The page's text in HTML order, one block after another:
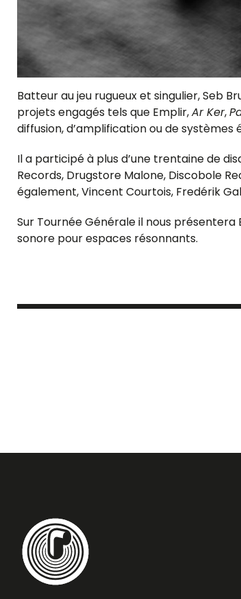
Batteur au jeu rugueux et singulier, Seb
projets engagés tels que Emplir,Ar Ker,
diffusion, d’amplification ou de systèmes
Il a participé à plus d’une trentaine de
Records, Drugstore Malone, Discobole
également, Vincent Courtois, Fredérik
Sur Tournée Générale il nous
sonore pour espaces résonnants.